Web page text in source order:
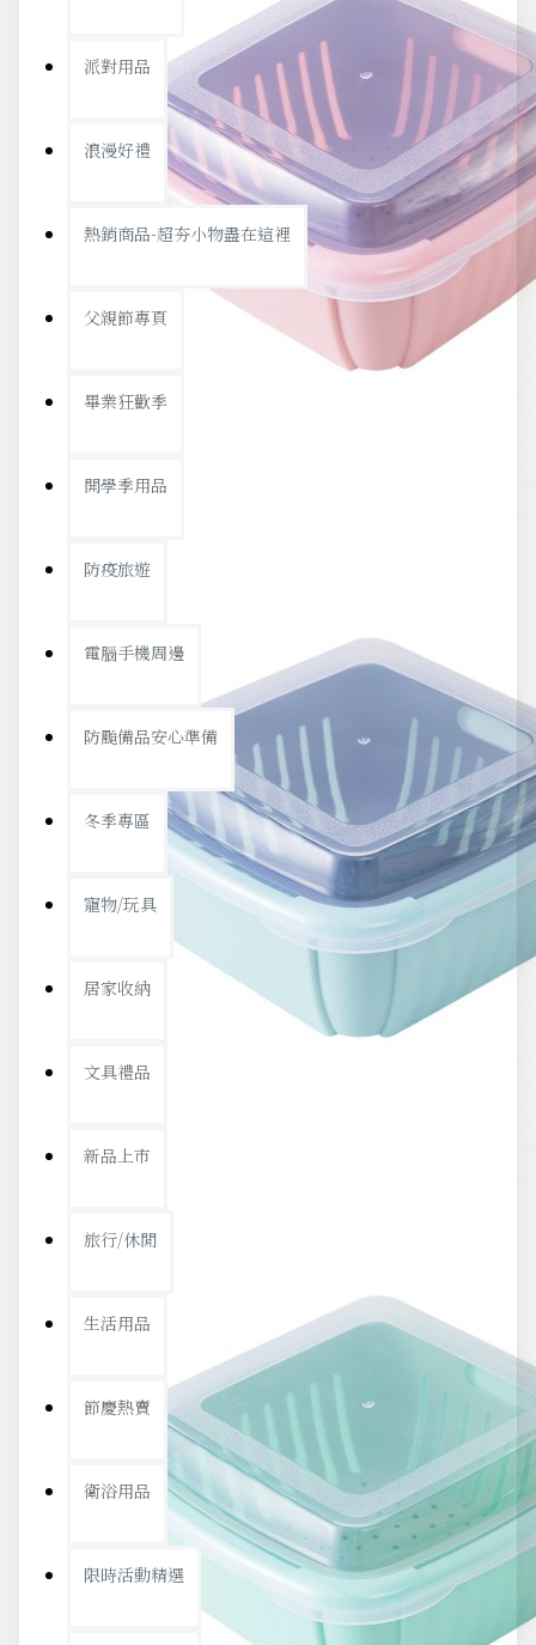
派對用品
浪漫好禮
熱銷商品-超夯小物盡在這裡
父親節專頁
畢業狂歡季
開學季用品
防疫旅遊
電腦手機周邊
防颱備品安心準備
冬季專區
寵物/玩具
居家收納
文具禮品
新品上市
旅行/休閒
生活用品
節慶熱賣
衛浴用品
限時活動精選